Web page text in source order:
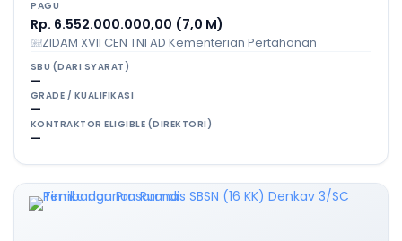
PAGU
Rp. 6.552.000.000,00 (7,0 M)
ZIDAM XVII CEN TNI AD Kementerian Pertahanan
SBU (DARI SYARAT)
—
GRADE / KUALIFIKASI
—
KONTRAKTOR ELIGIBLE (DIREKTORI)
—